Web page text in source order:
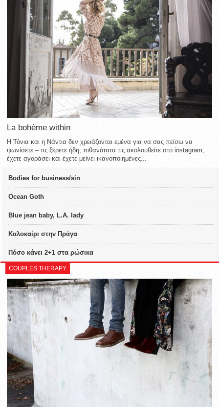
La bohème within
Η Τόνια και η Νάντια δεν χρειάζονται εμένα για να σας πείσω να
ψωνίσετε – τις ξέρετε ήδη, πιθανότατα τις ακολουθείτε στο instagram,
έχετε αγοράσει και έχετε μείνει ικανοποιημένες...
Bodies for business/sin
Ocean Goth
Blue jean baby, L.A. lady
Καλοκαίρι στην Πράγα
Πόσο κάνει 2+1 στα ρώσικα
COUPLES THERAPY